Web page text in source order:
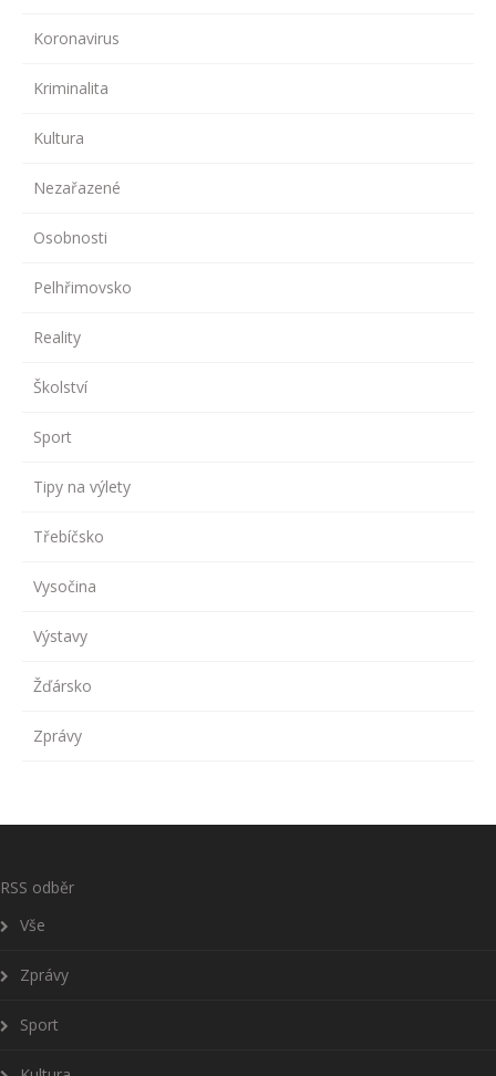
Koronavirus
Kriminalita
Kultura
Nezařazené
Osobnosti
Pelhřimovsko
Reality
Školství
Sport
Tipy na výlety
Třebíčsko
Vysočina
Výstavy
Žďársko
Zprávy
RSS odběr
Vše
Zprávy
Sport